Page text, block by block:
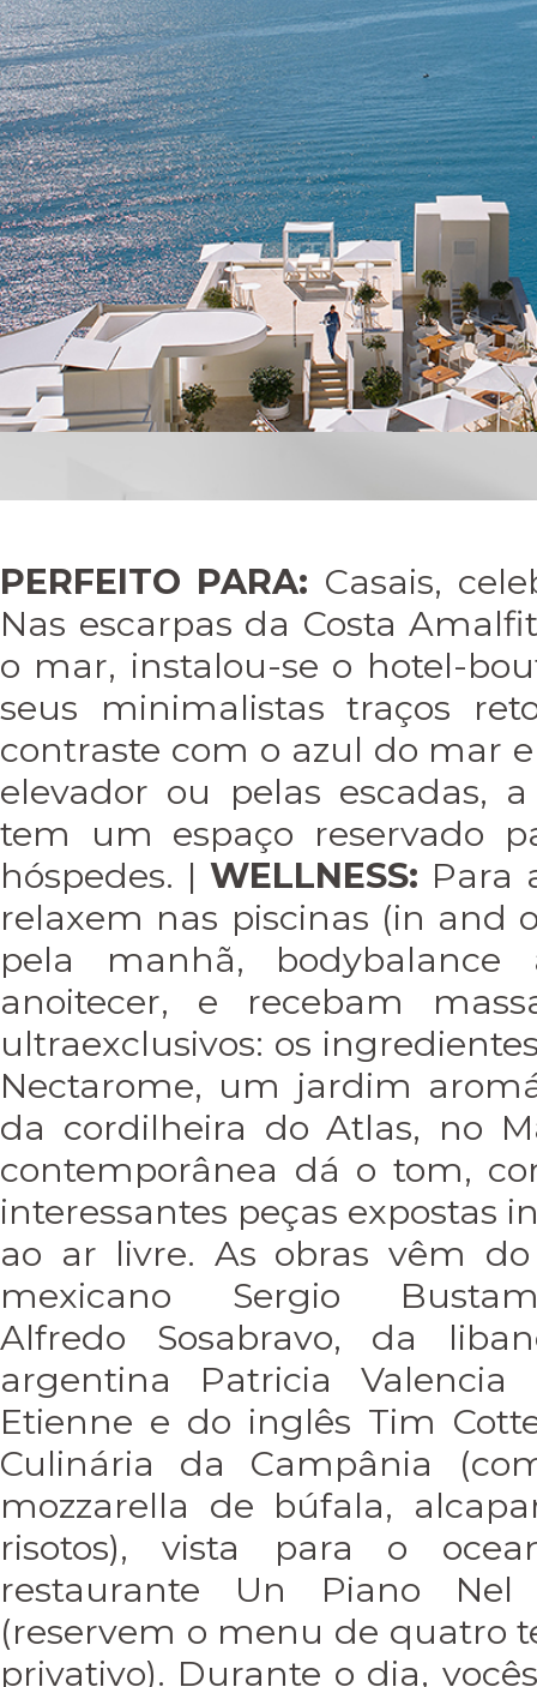
PERFEITO PARA: Casais,
Nas escarpas da Costa
o mar, instalou-se o hotel-
seus minimalistas traços
contraste com o azul do mar
elevador ou pelas escadas,
tem um espaço reservado
hóspedes. | WELLNESS: Para
relaxem nas piscinas (in and
pela manhã,
anoitecer, e recebam
ultraexclusivos: os
Nectarome, um jardim
da cordilheira do Atlas, no
contemporânea dá o tom,
interessantes peças expostas
ao ar livre. As obras vêm
mexicano Sergio
Alfredo Sosabravo, da
argentina Patricia Valencia
Etienne e do inglês Tim
Culinária da Campânia
mozzarella de búfala,
risotos), vista para o
restaurante Un Piano
(reservem o menu de quatro
privativo). Durante o dia,